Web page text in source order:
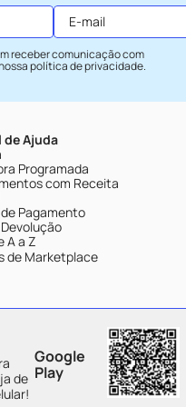
receber comunicação com
política de privacidade.
Ajuda
Programada
com Receita
Pagamento
A a Z
de Marketplace
de
Google
Play